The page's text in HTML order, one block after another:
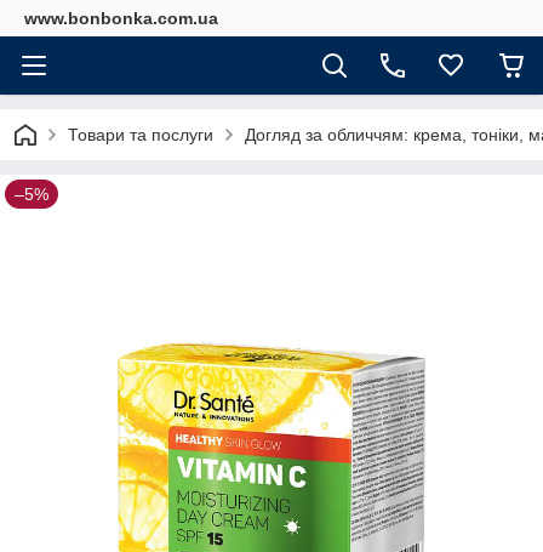
www.bonbonka.com.ua
Товари та послуги Догляд за обличчям: крема, тоніки,
–5%